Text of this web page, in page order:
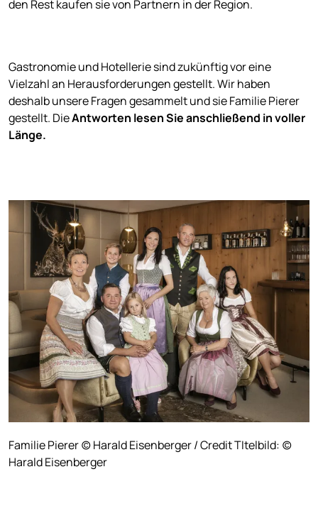
den Rest kaufen sie von Partnern in der Region.
Gastronomie und Hotellerie sind zukünftig vor eine
Vielzahl an Herausforderungen gestellt. Wir haben
deshalb unsere Fragen gesammelt und sie Familie Pierer
gestellt. DieAntworten lesen Sie anschließend in voller
Länge.
Familie Pierer (c) Harald Eisenberger / Credit TItelbild: (c)
Harald Eisenberger